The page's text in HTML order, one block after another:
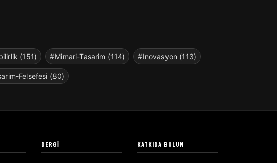
(151) #Mimari-Tasarim (114) #Inovasyon (113)
Felsefesi (80)
DERGI KATKIDA BULUN